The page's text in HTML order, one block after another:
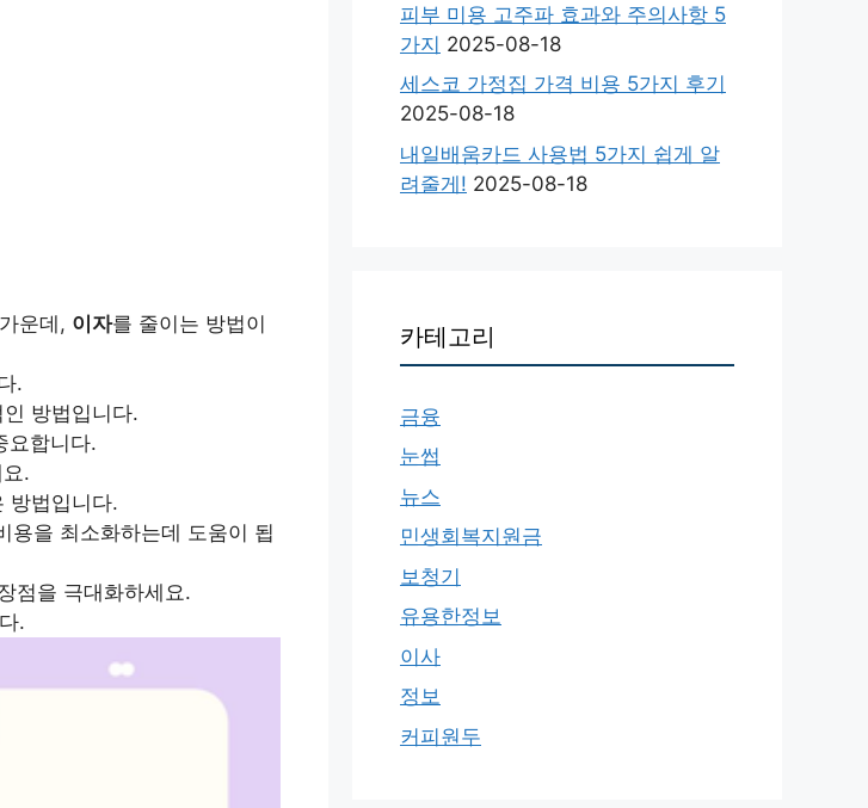
운데, 이자를 줄이는 방법이
.
방법입니다.
요합니다.
.
방법입니다.
용을 최소화하는데 도움이 됩
점을 극대화하세요.
.
피부 미용 고주파 효과와 주의사항 5
가지 2025-08-18
세스코 가정집 가격 비용 5가지 후기
2025-08-18
내일배움카드 사용법 5가지 쉽게 알
려줄게! 2025-08-18
카테고리
금융
눈썹
뉴스
민생회복지원금
보청기
유용한정보
이사
정보
커피원두